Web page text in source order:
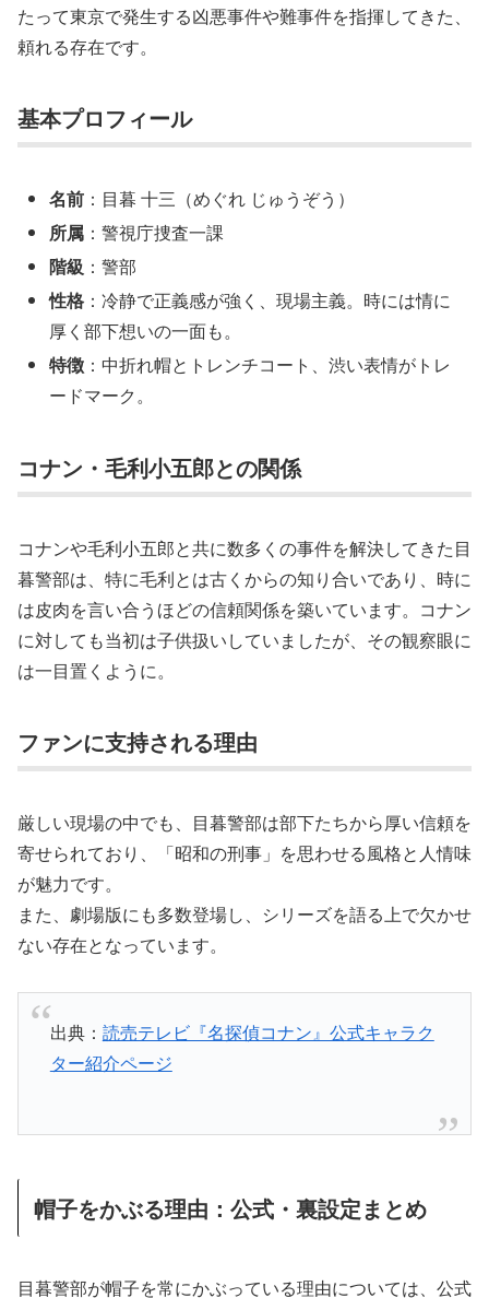
たって東京で発生する凶悪事件や難事件を指揮してきた、
頼れる存在です。
基本プロフィール
名前 ：目暮 十三（めぐれ じゅうぞう）
所属 ：警視庁捜査一課
階級 ：警部
性格 ：冷静で正義感が強く、現場主義。時には情に
厚く部下想いの一面も。
特徴 ：中折れ帽とトレンチコート、渋い表情がトレ
ードマーク。
コナン・毛利小五郎との関係
コナンや毛利小五郎と共に数多くの事件を解決してきた目
暮警部は、特に毛利とは古くからの知り合いであり、時に
は皮肉を言い合うほどの信頼関係を築いています。コナン
に対しても当初は子供扱いしていましたが、その観察眼に
は一目置くように。
ファンに支持される理由
厳しい現場の中でも、目暮警部は部下たちから厚い信頼を
寄せられており、「昭和の刑事」を思わせる風格と人情味
が魅力です。
また、劇場版にも多数登場し、シリーズを語る上で欠かせ
ない存在となっています。
出典： 読売テレビ『名探偵コナン』公式キャラク
ター紹介ページ
帽子をかぶる理由：公式・裏設定まとめ
目暮警部が帽子を常にかぶっている理由については、公式